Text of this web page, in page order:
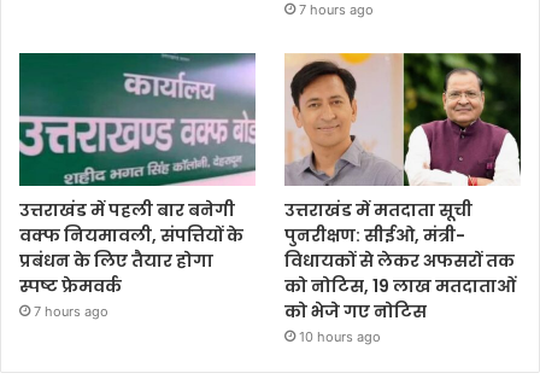
7 hours ago
उत्तराखंड में पहली बार बनेगी
वक्फ नियमावली, संपत्तियों के
प्रबंधन के लिए तैयार होगा
स्पष्ट फ्रेमवर्क
7 hours ago
उत्तराखंड में मतदाता सूची
पुनरीक्षण: सीईओ, मंत्री-
विधायकों से लेकर अफसरों तक
को नोटिस, 19 लाख मतदाताओं
को भेजे गए नोटिस
10 hours ago